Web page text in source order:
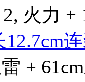
火力 +
12.7cm
+